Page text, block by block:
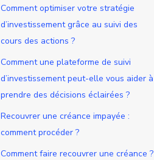
Comment optimiser votre stratégie
d’investissement grâce au suivi des
cours des actions ?
Comment une plateforme de suivi
d’investissement peut-elle vous aider à
prendre des décisions éclairées ?
Recouvrer une créance impayée :
comment procéder ?
Comment faire recouvrer une créance ?